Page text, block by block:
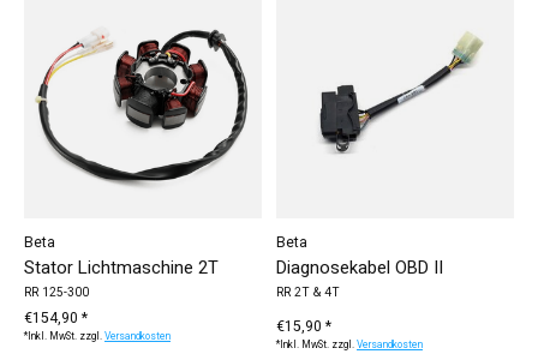
Beta
Stator Lichtmaschine 2T
RR 125-300
€154,90 *
*Inkl. MwSt. zzgl.Versandkosten
Beta
Diagnosekabel OBD II
RR 2T & 4T
€15,90 *
*Inkl. MwSt. zzgl.Versandkosten